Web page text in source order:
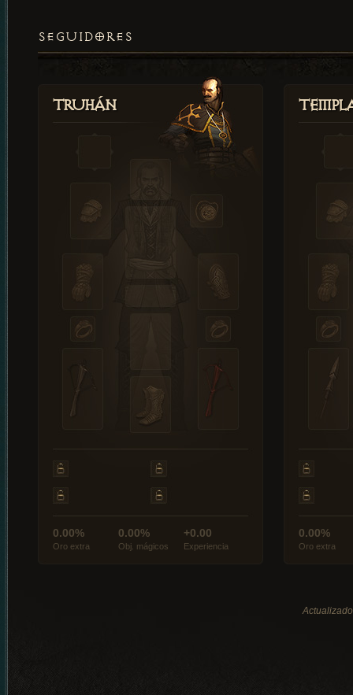
SEGUIDORES
Truhán
0.00%
Oro extra
0.00%
Obj. mágicos
+0.00
Experiencia
0.00%
Oro extra